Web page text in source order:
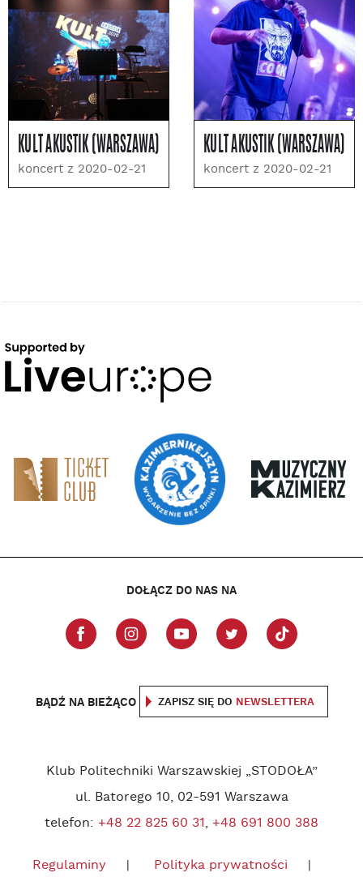
KULT AKUSTIK (WARSZAWA)
koncert z 2020-02-21
KULT AKUSTIK (WARSZAWA)
koncert z 2020-02-21
DOŁĄCZ DO NAS NA
BĄDŹ NA BIEŻĄCO ZAPISZ SIĘ DO NEWSLETTERA
Klub Politechniki Warszawskiej „STODOŁA”
ul. Batorego 10, 02-591 Warszawa
telefon: +48 22 825 60 31, +48 691 800 388
Regulaminy
Polityka prywatności